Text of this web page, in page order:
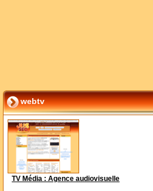
webtv
TV Média : Agence audiovisuelle